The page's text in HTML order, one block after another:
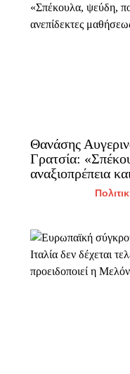
Θανάσης
Γρατσία:
αναξιοπρέπεια